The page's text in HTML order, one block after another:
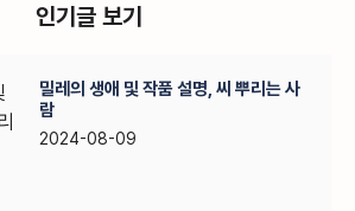
인기글 보기
밀레의 생애 및 작품 설명, 씨 뿌리는 사
람
2024-08-09